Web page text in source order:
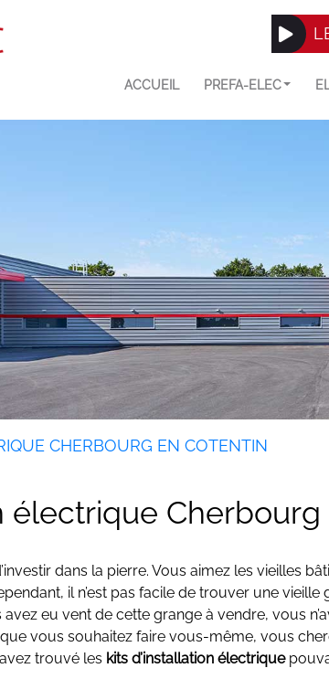
ACCUEIL PREFA-ELEC
CHERBOURG EN COTENTIN
électrique
dans la pierre. Vous aimez les vieilles
il n’est pas facile de trouver une
eu vent de cette grange à vendre, vous
vous souhaitez faire vous-même, vous
trouvé les kits d’installation électrique